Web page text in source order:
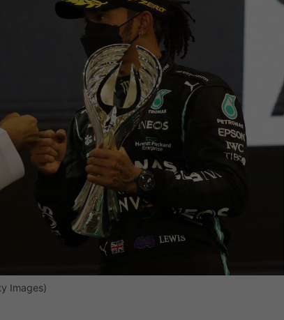
Images)